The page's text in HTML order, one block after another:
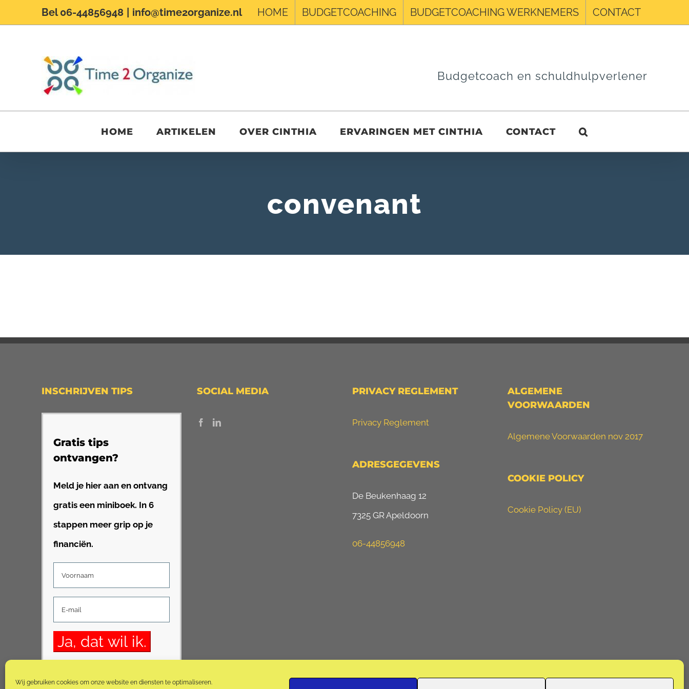
Wij gebruiken cookies om onze website en diensten te optimaliseren.
Bel 06-44856948 info@time2organize.nl HOME BUDGETCOACHING BUDGETCOACHING WERKNEMERS CONTACT
Budgetcoach en schuldhulpverlener
HOME ARTIKELEN OVER CINTHIA ERVARINGEN MET CINTHIA CONTACT
convenant
INSCHRIJVEN TIPS
Gratis tips
ontvangen?
Meld je hier aan en ontvang
gratis een miniboek. In 6
stappen meer grip op je
financiën.
SOCIAL MEDIA PRIVACY REGLEMENT
Privacy Reglement
ADRESGEGEVENS
De Beukenhaag 12
7325 GR Apeldoorn
06-44856948
ALGEMENE
VOORWAARDEN
Algemene Voorwaarden nov 2017
COOKIE POLICY
Cookie Policy (EU)